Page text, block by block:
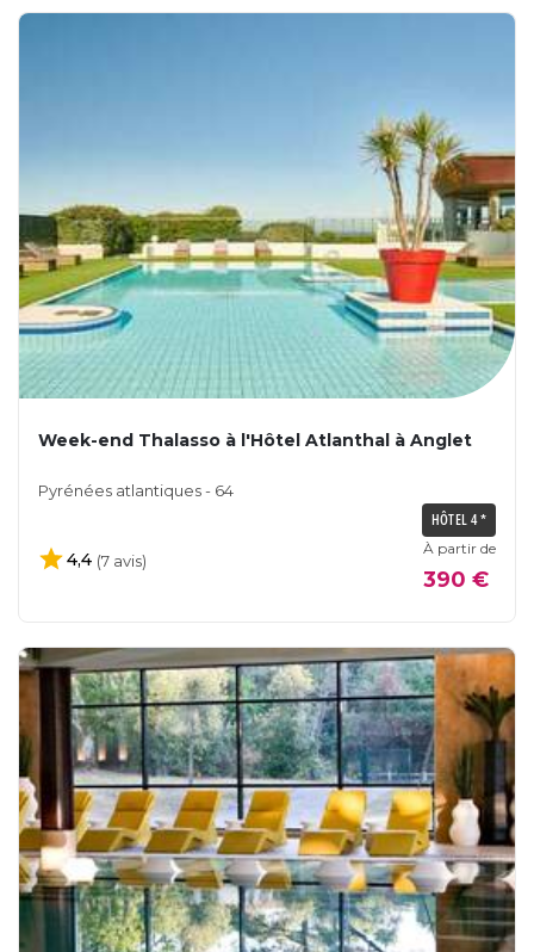
Week-end Thalasso à l'Hôtel Atlanthal à Anglet
Pyrénées atlantiques - 64
HÔTEL 4 *
4,4 (7 avis)
À partir de
390 €